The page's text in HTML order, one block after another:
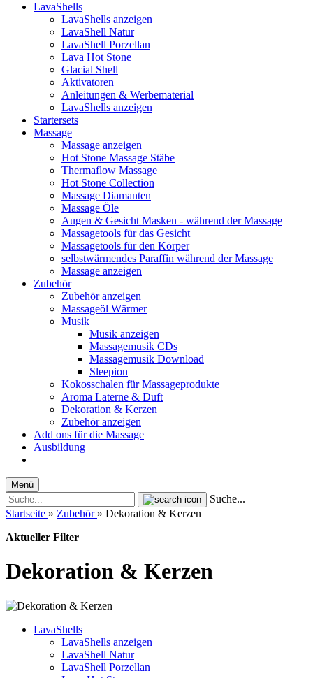
LavaShells
LavaShells anzeigen
LavaShell Natur
LavaShell Porzellan
Lava Hot Stone
Glacial Shell
Aktivatoren
Anleitungen & Werbematerial
LavaShells anzeigen
Startersets
Massage
Massage anzeigen
Hot Stone Massage Stäbe
Thermaflow Massage
Hot Stone Collection
Massage Diamanten
Massage Öle
Augen & Gesicht Masken - während der Massage
Massagetools für das Gesicht
Massagetools für den Körper
selbstwärmendes Paraffin während der Massage
Massage anzeigen
Zubehör
Zubehör anzeigen
Massageöl Wärmer
Musik
Musik anzeigen
Massagemusik CDs
Massagemusik Download
Sleepion
Kokosschalen für Massageprodukte
Aroma Laterne & Duft
Dekoration & Kerzen
Zubehör anzeigen
Add ons für die Massage
Ausbildung
Menü
Suche...
Startseite » Zubehör » Dekoration & Kerzen
Aktueller Filter
Dekoration & Kerzen
LavaShells
LavaShells anzeigen
LavaShell Natur
LavaShell Porzellan